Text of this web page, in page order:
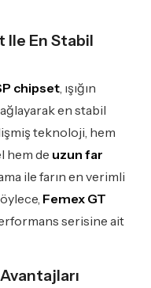
Ile En Stabil
chipset, ışığın
en stabil
teknoloji, hem
hem de uzun far
ile farın en verimli
Femex GT
serisine ait